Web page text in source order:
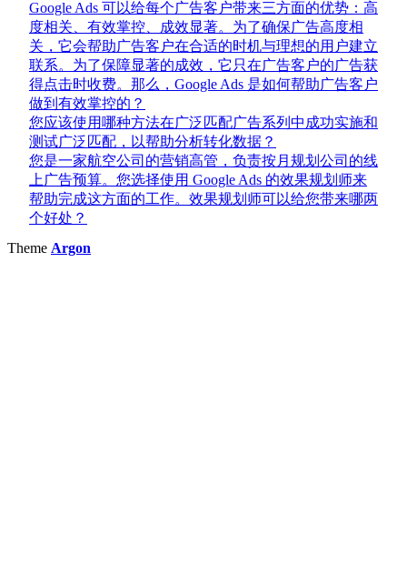
Google Ads 可以给每个广告客户带来三方面的优势：高
度相关、有效掌控、成效显著。为了确保广告高度相
关，它会帮助广告客户在合适的时机与理想的用户建立
联系。为了保障显著的成效，它只在广告客户的广告获
得点击时收费。那么，Google Ads 是如何帮助广告客户
做到有效掌控的？
您应该使用哪种方法在广泛匹配广告系列中成功实施和
测试广泛匹配，以帮助分析转化数据？
您是一家航空公司的营销高管，负责按月规划公司的线
上广告预算。您选择使用 Google Ads 的效果规划师来
帮助完成这方面的工作。效果规划师可以给您带来哪两
个好处？
Theme Argon